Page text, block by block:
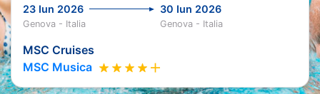
23 Iun 2026 30 Iun 2026
Genova - Italia Genova - Italia
MSC Cruises
MSC Musica